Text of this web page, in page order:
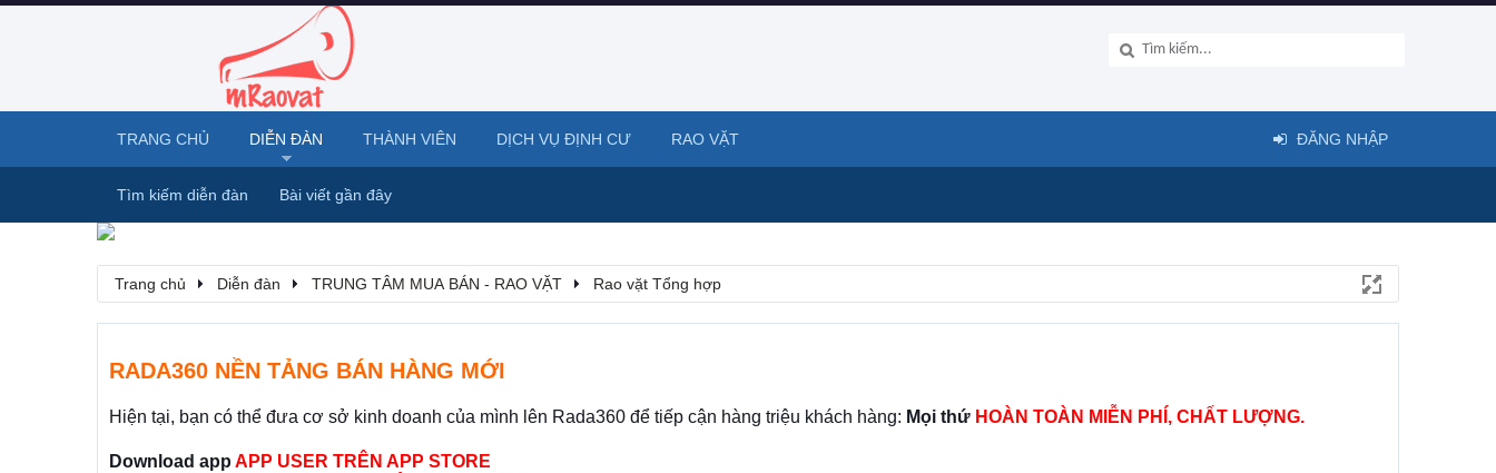
Trang chủ Diễn đàn TRUNG TÂM MUA BÁN - RAO VẶT Rao vặt Tổng hợp
RADA360 NỀN TẢNG BÁN HÀNG MỚI
Hiện tại, bạn có thể đưa cơ sở kinh doanh của mình lên Rada360 để tiếp cận hàng triệu khách hàng: Mọi thứ HOÀN TOÀN MIỄN PHÍ, CHẤT LƯỢNG.
Download app APP USER TRÊN APP STORE
TRANG CHỦ DIỄN ĐÀN
Tìm kiếm diễn đàn Bài viết gần đây
THÀNH VIÊN DỊCH VỤ ĐỊNH CƯ RAO VẶT ĐĂNG NHẬP